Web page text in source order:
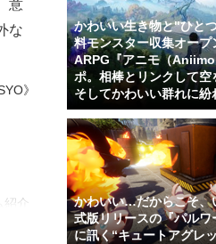
意
な
》
介
かわいい生き物と"ひと
料モンスター収集オープ
ARPG『アニモ（
ポ。相棒とリンクして空
そしてかわいい群れに紛
かわいい…だからこそ、
式版リリースの『パル
に訊く“キュートアグレ